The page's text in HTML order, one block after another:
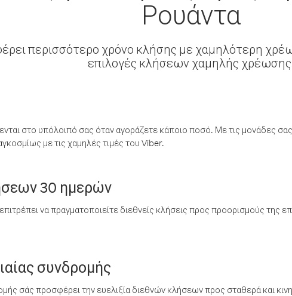
Ρουάντα
περισσότερο χρόνο κλήσης με χαμηλότερη
επιλογές κλήσεων χαμηλής
στο υπόλοιπό σας όταν αγοράζετε κάποιο ποσό. Με τις μονάδες
με τις χαμηλές τιμές του Viber.
30 ημερών
να πραγματοποιείτε διεθνείς κλήσεις προς προορισμούς της
συνδρομής
σάς προσφέρει την ευελιξία διεθνών κλήσεων προς σταθερά και